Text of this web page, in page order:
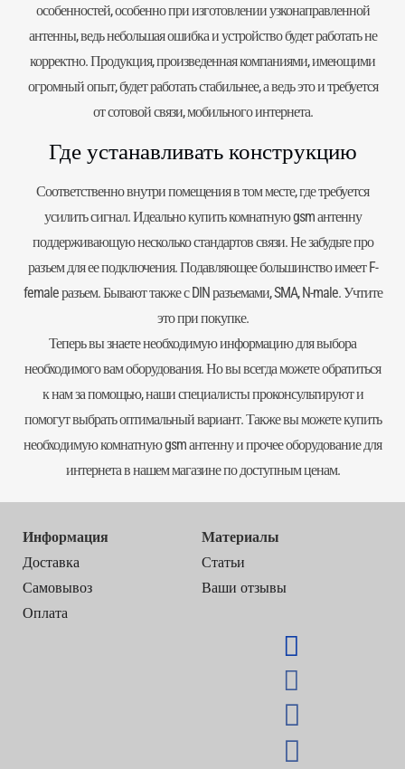
особенностей, особенно при изготовлении узконаправленной
антенны, ведь небольшая ошибка и устройство будет работать не
корректно. Продукция, произведенная компаниями, имеющими
огромный опыт, будет работать стабильнее, а ведь это и требуется
от сотовой связи, мобильного интернета.
Где устанавливать конструкцию
Соответственно внутри помещения в том месте, где требуется
усилить сигнал. Идеально купить комнатную gsm антенну
поддерживающую несколько стандартов связи. Не забудьте про
разъем для ее подключения. Подавляющее большинство имеет F-
female разъем. Бывают также с DIN разъемами, SMA, N-male. Учтите
это при покупке.
Теперь вы знаете необходимую информацию для выбора
необходимого вам оборудования. Но вы всегда можете обратиться
к нам за помощью, наши специалисты проконсультируют и
помогут выбрать оптимальный вариант. Также вы можете купить
необходимую комнатную gsm антенну и прочее оборудование для
интернета в нашем магазине по доступным ценам.
Информация
Доставка
Самовывоз
Оплата
Материалы
Статьи
Ваши отзывы